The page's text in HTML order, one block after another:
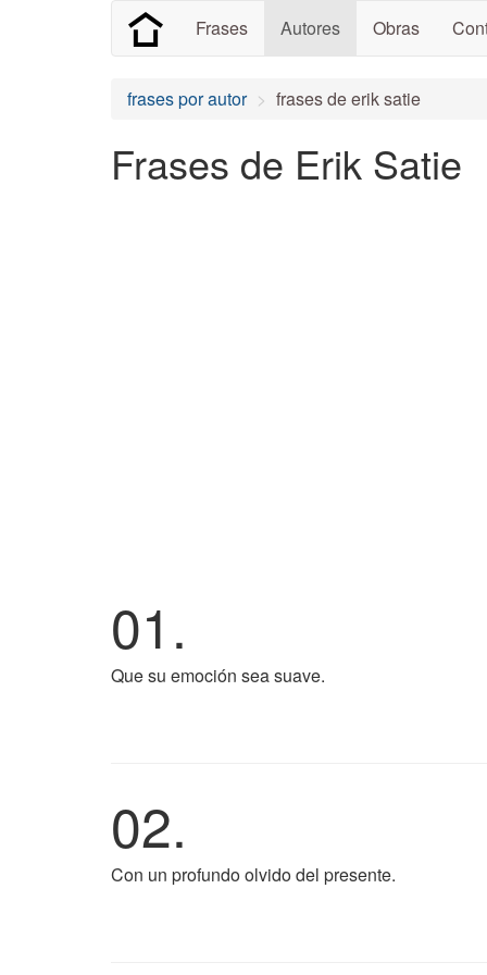
Frases Autores Obras
frases por autor frases de erik satie
Frases de Erik Satie
01.
Que su emoción sea suave.
02.
Con un profundo olvido del presente.